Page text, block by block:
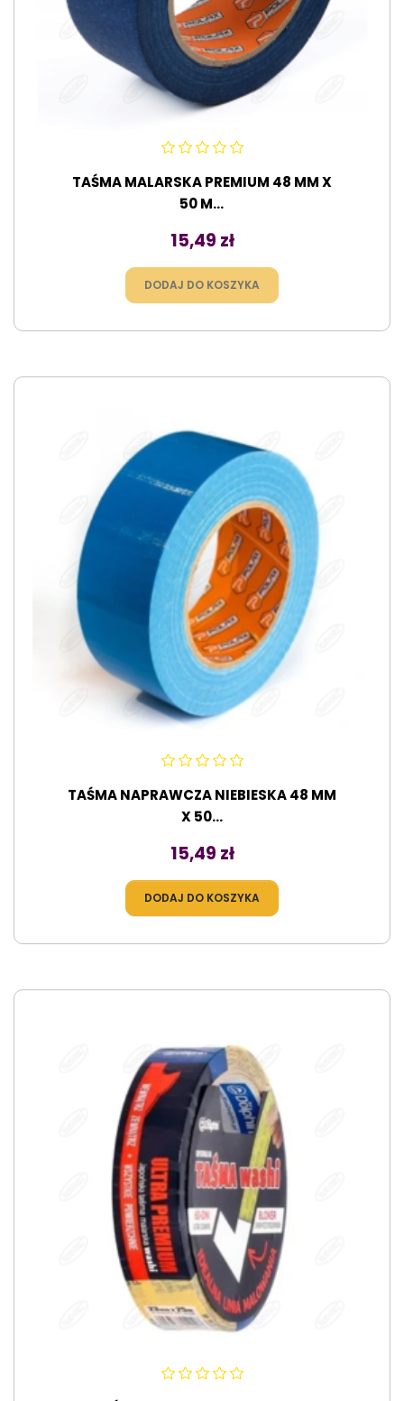
TAŚMA MALARSKA PREMIUM 48 MM X
50 M...
Cena
15,49 zł
DODAJ DO KOSZYKA
TAŚMA NAPRAWCZA NIEBIESKA 48 MM
X 50...
Cena
15,49 zł
DODAJ DO KOSZYKA